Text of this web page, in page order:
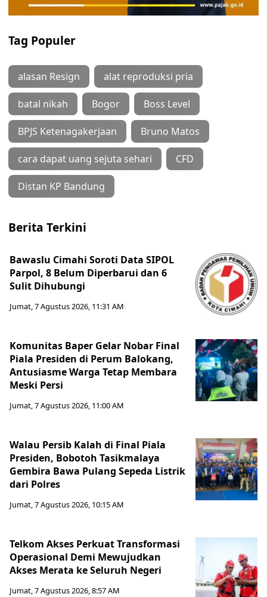
Tag Populer
alasan Resign alat reproduksi pria
batal nikah Bogor Boss Level
BPJS Ketenagakerjaan Bruno Matos
cara dapat uang sejuta sehari CFD
Distan KP Bandung
Berita Terkini
Bawaslu Cimahi Soroti Data SIPOL
Parpol, 8 Belum Diperbarui dan 6
Sulit Dihubungi
Jumat, 7 Agustus 2026, 11:31 AM
Komunitas Baper Gelar Nobar Final
Piala Presiden di Perum Balokang,
Antusiasme Warga Tetap Membara
Meski Persi
Jumat, 7 Agustus 2026, 11:00 AM
Walau Persib Kalah di Final Piala
Presiden, Bobotoh Tasikmalaya
Gembira Bawa Pulang Sepeda Listrik
dari Polres
Jumat, 7 Agustus 2026, 10:15 AM
Telkom Akses Perkuat Transformasi
Operasional Demi Mewujudkan
Akses Merata ke Seluruh Negeri
Jumat, 7 Agustus 2026, 8:57 AM